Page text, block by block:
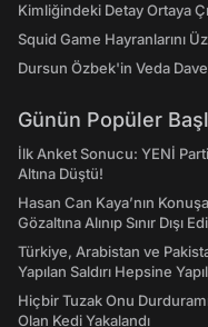
Kimliğindeki Detay Ortaya
Squid Game Hayranlarını
Dursun Özbek'in Veda
Günün Popüler
İlk Anket Sonucu: YENİ
Altına Düştü!
Hasan Can Kaya’nın
Gözaltına Alınıp Sınır Dışı
Türkiye, Arabistan ve
Yapılan Saldırı Hepsine
Hiçbir Tuzak Onu
Olan Kedi Yakalandı